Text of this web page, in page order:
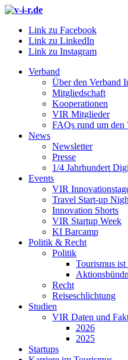
Link zu Facebook
Link zu LinkedIn
Link zu Instagram
Verband
Über den Verband
Mitgliedschaft
Kooperationen
VIR Mitglieder
FAQs rund um den
News
Newsletter
Presse
1/4 Jahrhundert
Events
VIR
Travel Start-up
Innovation Shorts
VIR Startup Week
KI Barcamp
Politik & Recht
Politik
Tourismus ist
Recht
Reiseschlichtung
Studien
VIR Daten und
2026
2025
Startups